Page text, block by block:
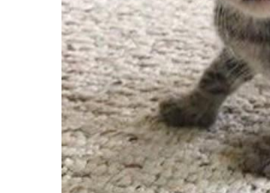
Kedilerin Kutsal
Yasalara
Dünyası
05.10.2025
Kediler Neden
Vahşi Atalarına
Yolculuk
03.10.2025